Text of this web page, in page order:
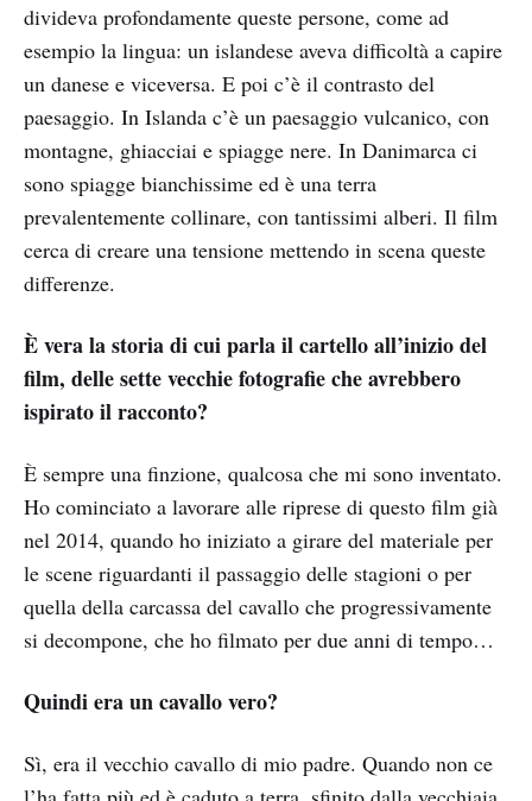
divideva profondamente queste persone, come ad
esempio la lingua: un islandese aveva difficoltà a capire
un danese e viceversa. E poi c’è il contrasto del
paesaggio. In Islanda c’è un paesaggio vulcanico, con
montagne, ghiacciai e spiagge nere. In Danimarca ci
sono spiagge bianchissime ed è una terra
prevalentemente collinare, con tantissimi alberi. Il film
cerca di creare una tensione mettendo in scena queste
differenze.
È vera la storia di cui parla il cartello all’inizio del
film, delle sette vecchie fotografie che avrebbero
ispirato il racconto?
È sempre una finzione, qualcosa che mi sono inventato.
Ho cominciato a lavorare alle riprese di questo film già
nel 2014, quando ho iniziato a girare del materiale per
le scene riguardanti il passaggio delle stagioni o per
quella della carcassa del cavallo che progressivamente
si decompone, che ho filmato per due anni di tempo…
Quindi era un cavallo vero?
Sì, era il vecchio cavallo di mio padre. Quando non ce